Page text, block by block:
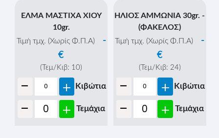
ΕΛΜΑ ΜΑΣΤΙΧΑ ΧΙΟΥ
10gr.
Τιμή τμχ. (Χωρίς Φ.Π.Α)
-
€
(Τεμ/Κιβ: 10)
- + Κιβώτια
- + Τεμάχια
ΗΛΙΟΣ ΑΜΜΩΝΙΑ 30gr. -
(ΦΑΚΕΛΟΣ)
Τιμή τμχ. (Χωρίς Φ.Π.Α)
-
€
(Τεμ/Κιβ: 24)
- + Κιβώτια
- + Τεμάχια